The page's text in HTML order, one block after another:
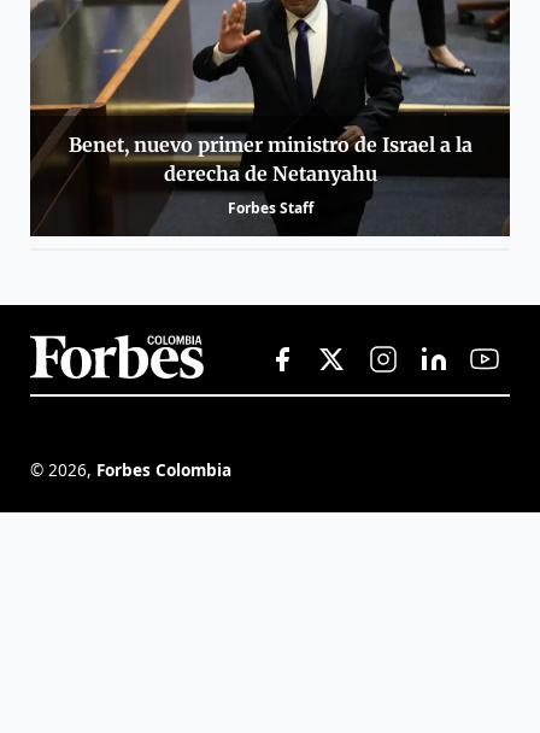
Benet, nuevo primer ministro de Israel a la
derecha de Netanyahu
Forbes Staff
© 2026, Forbes Colombia